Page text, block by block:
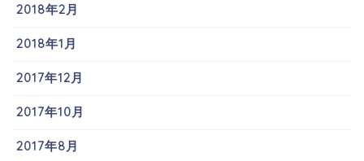
2018年2月
2018年1月
2017年12月
2017年10月
2017年8月